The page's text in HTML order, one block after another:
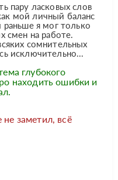
пару ласковых слов
мой личный баланс
раньше я мог только
смен на работе.
сомнительных
исключительно...
глубокого
находить ошибки и
заметил, всё